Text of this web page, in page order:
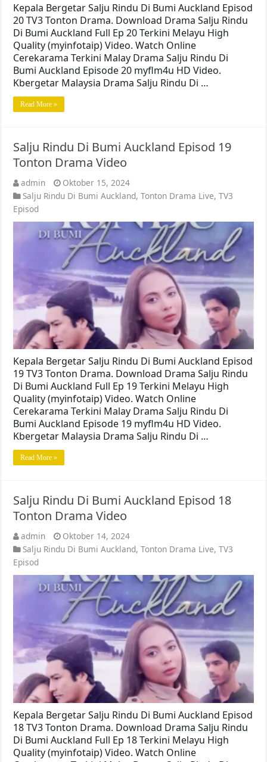
Kepala Bergetar Salju Rindu Di Bumi Auckland Episod
20 TV3 Tonton Drama. Download Drama Salju Rindu
Di Bumi Auckland Full Ep 20 Terkini Melayu High
Quality (myinfotaip) Video. Watch Online
Cerekarama Terkini Malay Drama Salju Rindu Di
Bumi Auckland Episode 20 myflm4u HD Video.
Kbergetar Malaysia Drama Salju Rindu Di …
Read More »
Salju Rindu Di Bumi Auckland Episod 19
Tonton Drama Video
admin
Oktober 15, 2024
Salju Rindu Di Bumi Auckland,Tonton Drama Live,TV3
Episod
Kepala Bergetar Salju Rindu Di Bumi Auckland Episod
19 TV3 Tonton Drama. Download Drama Salju Rindu
Di Bumi Auckland Full Ep 19 Terkini Melayu High
Quality (myinfotaip) Video. Watch Online
Cerekarama Terkini Malay Drama Salju Rindu Di
Bumi Auckland Episode 19 myflm4u HD Video.
Kbergetar Malaysia Drama Salju Rindu Di …
Read More »
Salju Rindu Di Bumi Auckland Episod 18
Tonton Drama Video
admin
Oktober 14, 2024
Salju Rindu Di Bumi Auckland,Tonton Drama Live,TV3
Episod
Kepala Bergetar Salju Rindu Di Bumi Auckland Episod
18 TV3 Tonton Drama. Download Drama Salju Rindu
Di Bumi Auckland Full Ep 18 Terkini Melayu High
Quality (myinfotaip) Video. Watch Online